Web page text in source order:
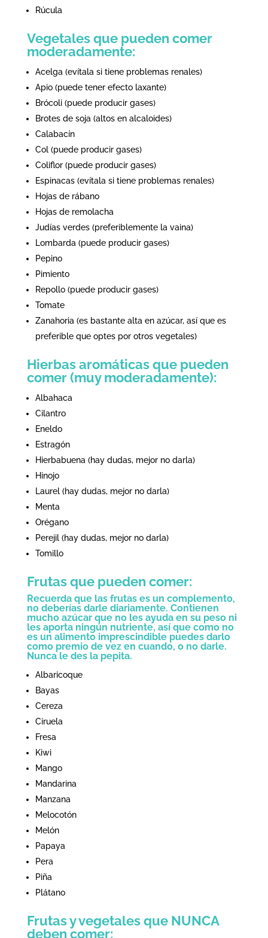
Rúcula
Vegetales que pueden comer
moderadamente:
Acelga (evítala si tiene problemas renales)
Apio (puede tener efecto laxante)
Brócoli (puede producir gases)
Brotes de soja (altos en alcaloides)
Calabacín
Col (puede producir gases)
Coliflor (puede producir gases)
Espinacas (evítala si tiene problemas renales)
Hojas de rábano
Hojas de remolacha
Judías verdes (preferiblemente la vaina)
Lombarda (puede producir gases)
Pepino
Pimiento
Repollo (puede producir gases)
Tomate
Zanahoria (es bastante alta en azúcar, así que es
preferible que optes por otros vegetales)
Hierbas aromáticas que pueden
comer (muy moderadamente):
Albahaca
Cilantro
Eneldo
Estragón
Hierbabuena (hay dudas, mejor no darla)
Hinojo
Laurel (hay dudas, mejor no darla)
Menta
Orégano
Perejil (hay dudas, mejor no darla)
Tomillo
Frutas que pueden comer:
Recuerda que las frutas es un complemento,
no deberías darle diariamente. Contienen
mucho azúcar que no les ayuda en su peso ni
les aporta ningún nutriente, así que como no
es un alimento imprescindible puedes darlo
como premio de vez en cuando, o no darle.
Nunca le des la pepita.
Albaricoque
Bayas
Cereza
Ciruela
Fresa
Kiwi
Mango
Mandarina
Manzana
Melocotón
Melón
Papaya
Pera
Piña
Plátano
Frutas y vegetales que NUNCA
deben comer: